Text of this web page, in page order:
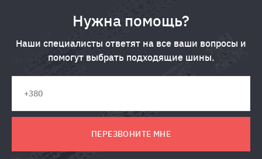
Нужна помощь?
Наши специалисты ответят на все ваши вопросы и
помогут выбрать подходящие шины.
ПЕРЕЗВОНИТЕ МНЕ